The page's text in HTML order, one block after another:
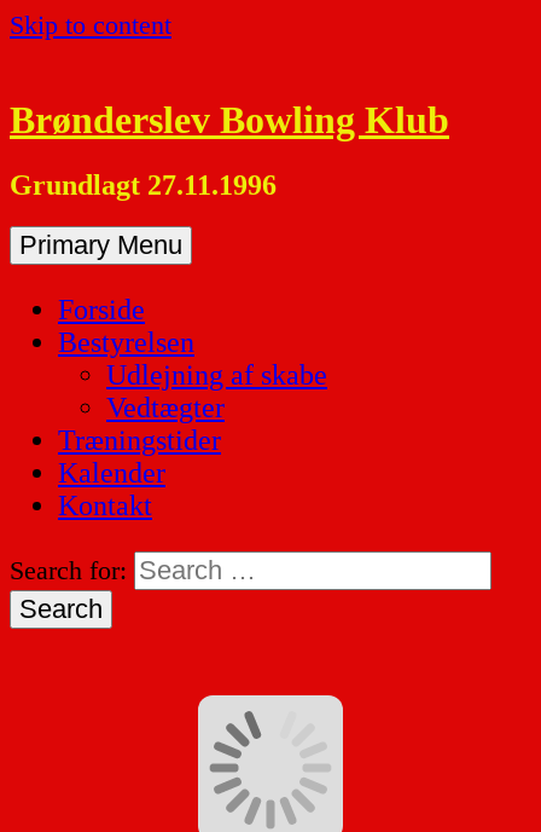
Skip to content
Brønderslev Bowling Klub
Grundlagt 27.11.1996
Primary Menu
Forside
Bestyrelsen
Udlejning af skabe
Vedtægter
Træningstider
Kalender
Kontakt
Search for: